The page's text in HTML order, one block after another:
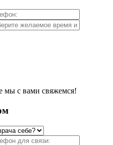
мы с вами свяжемся!